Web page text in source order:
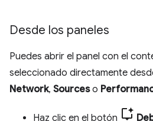
Desde los paneles
Puedes abrir el panel con el
seleccionado directamente
Network, Sourceso
Haz clic en el botón